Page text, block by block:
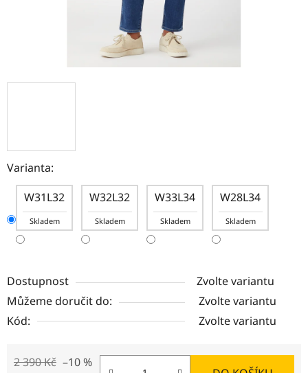
Varianta:
W31L32
Skladem
W32L32
Skladem
W33L34
Skladem
W28L34
Skladem
Dostupnost
Zvolte variantu
Můžeme doručit do:
Zvolte variantu
Kód:
Zvolte variantu
2 390 Kč –10 %